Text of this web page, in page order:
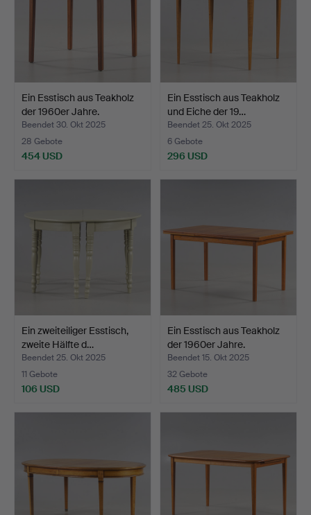
Ein Esstisch aus Teakholz
der 1960er Jahre.
Beendet 30. Okt 2025
28 Gebote
454 USD
Ein Esstisch aus Teakholz
und Eiche der 19…
Beendet 25. Okt 2025
6 Gebote
296 USD
Ein zweiteiliger Esstisch,
zweite Hälfte d…
Beendet 25. Okt 2025
11 Gebote
106 USD
Ein Esstisch aus Teakholz
der 1960er Jahre.
Beendet 15. Okt 2025
32 Gebote
485 USD